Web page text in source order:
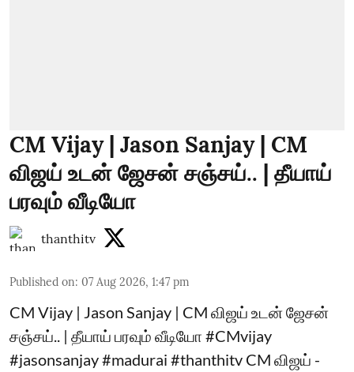
CM Vijay | Jason Sanjay | CM
விஜய் உடன் ஜேசன் சஞ்சய்.. | தீயாய்
பரவும் வீடியோ
thanthitv
Published on: 07 Aug 2026, 1:47 pm
CM Vijay | Jason Sanjay | CM விஜய் உடன் ஜேசன்
சஞ்சய்.. | தீயாய் பரவும் வீடியோ #CMvijay
#jasonsanjay #madurai #thanthitv CM விஜய் -